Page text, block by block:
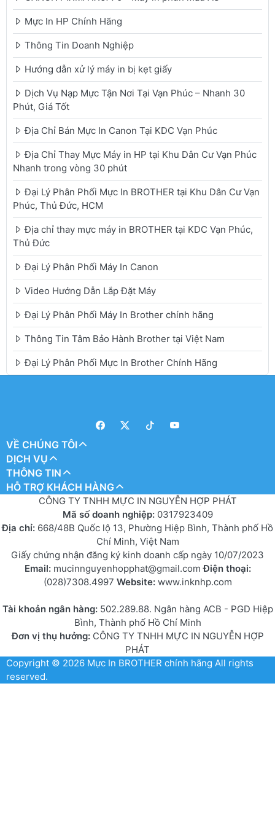
Mực In HP Chính Hãng
Thông Tin Doanh Nghiệp
Hướng dẫn xử lý máy in bị kẹt giấy
Dịch Vụ Nạp Mực Tận Nơi Tại Vạn Phúc – Nhanh 30
Phút, Giá Tốt
Địa Chỉ Bán Mực In Canon Tại KDC Vạn Phúc
Địa Chỉ Thay Mực Máy in HP tại Khu Dân Cư Vạn Phúc
Nhanh trong vòng 30 phút
Đại Lý Phân Phối Mực In BROTHER tại Khu Dân Cư Vạn
Phúc, Thủ Đức, HCM
Địa chỉ thay mực máy in BROTHER tại KDC Vạn Phúc,
Thủ Đức
Đại Lý Phân Phối Máy In Canon
Video Hướng Dẫn Lắp Đặt Máy
Đại Lý Phân Phối Máy In Brother chính hãng
Thông Tin Tâm Bảo Hành Brother tại Việt Nam
Đại Lý Phân Phối Mực In Brother Chính Hãng
VỀ CHÚNG TÔI
DỊCH VỤ
THÔNG TIN
HỖ TRỢ KHÁCH HÀNG
CÔNG TY TNHH MỰC IN NGUYỄN HỢP PHÁT
Mã số doanh nghiệp: 0317923409
Địa chỉ: 668/48B Quốc lộ 13, Phường Hiệp Bình, Thành phố Hồ
Chí Minh, Việt Nam
Giấy chứng nhận đăng ký kinh doanh cấp ngày 10/07/2023
Email: mucinnguyenhopphat@gmail.comĐiện thoại:
(028)7308.4997 Website: www.inknhp.com
Tài khoản ngân hàng: 502.289.88. Ngân hàng ACB - PGD Hiệp
Bình, Thành phố Hồ Chí Minh
Đơn vị thụ hưởng:CÔNG TY TNHH MỰC IN NGUYỄN HỢP
PHÁT
Copyright © 2026 Mực In BROTHER chính hãng All rights
reserved.